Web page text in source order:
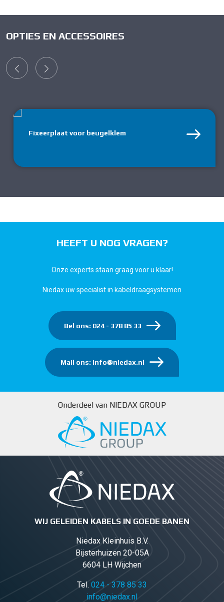
OPTIES EN ACCESSOIRES
Fixeerplaat voor beugelklem
HEEFT U NOG VRAGEN?
Onze experts staan graag voor u klaar!
Niedax uw specialist in kabeldraagsystemen
Bel ons: 024 - 378 85 33
Mail ons: info@niedax.nl
Onderdeel van NIEDAX GROUP
WIJ GELEIDEN KABELS IN GOEDE BANEN
Niedax Kleinhuis B.V.
Bijsterhuizen 20-05A
6604 LH Wijchen
Tel. 024 - 378 85 33
info@niedax.nl